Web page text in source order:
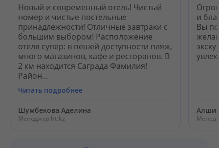
Новый и современный отель! Чистый
номер и чистые постельные
принадлежности! Отличные завтраки с
большим выбором! Расположение
отеля супер: в пешей доступности пляж,
много магазинов, кафе и ресторанов. В
2 км находится Саграда Фамилия!
Район...
Читать подробнее
Шумбекова Аделина
Менеджер ht.kz
и
Вы